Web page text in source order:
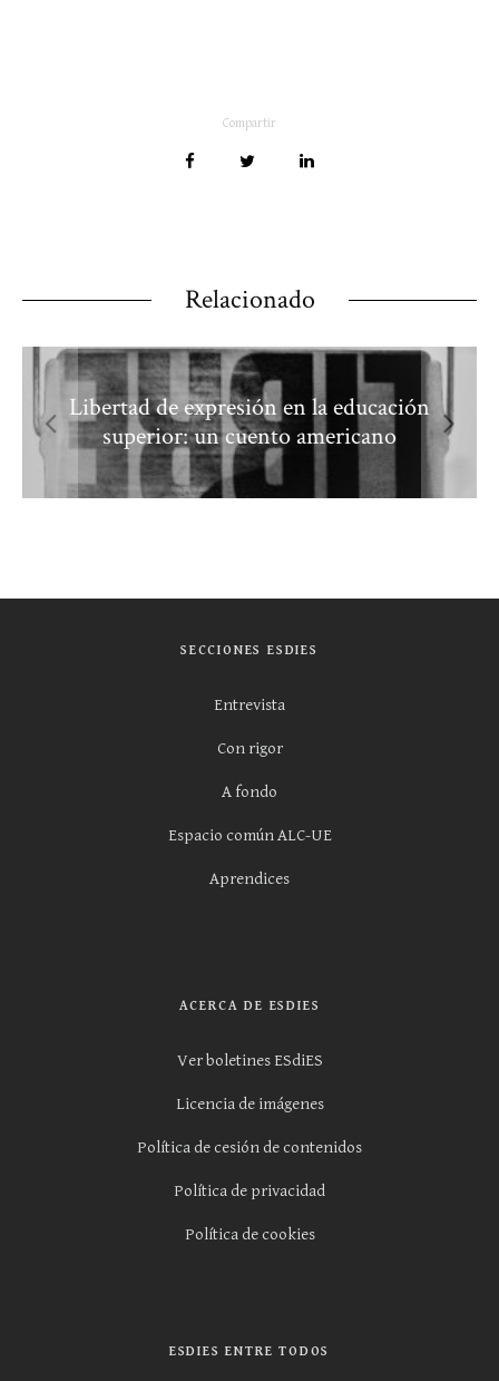
Compartir
Relacionado
Libertad de expresión en la educación
superior: un cuento americano
SECCIONES ESDIES
Entrevista
Con rigor
A fondo
Espacio común ALC-UE
Aprendices
ACERCA DE ESDIES
Ver boletines ESdiES
Licencia de imágenes
Política de cesión de contenidos
Política de privacidad
Política de cookies
ESDIES ENTRE TODOS